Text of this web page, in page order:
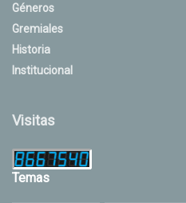
Géneros
Gremiales
Historia
Institucional
Visitas
Temas